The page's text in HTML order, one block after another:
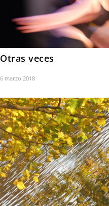
Otras veces
6 marzo 2018